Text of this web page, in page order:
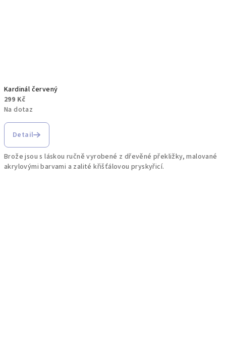
Kardinál červený
299 Kč
Na dotaz
Detail
Brože jsou s láskou ručně vyrobené z dřevěné překližky, malované
akrylovými barvami a zalité křišťálovou pryskyřicí.